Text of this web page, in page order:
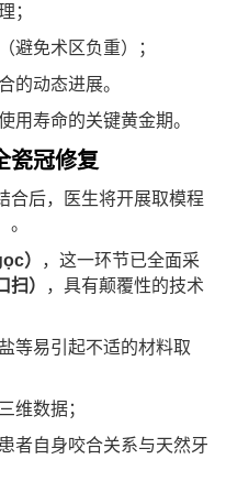
；
避免术区负重）；
的动态进展。
用寿命的关键黄金期。
瓷冠修复
合后，医生将开展取模程
）
，这一环节已全面采
扫）
，具有颠覆性的技术
等易引起不适的材料取
维数据；
者自身咬合关系与天然牙